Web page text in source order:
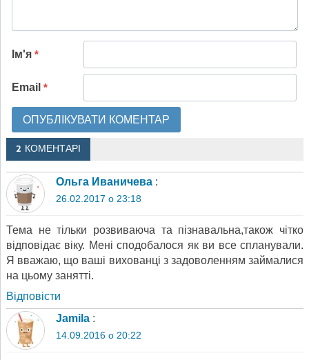
Ім'я *
Email *
2 КОМЕНТАРІ
Ольга Иваничева :
26.02.2017 о 23:18
Тема не тільки розвиваюча та пізнавальна,також чітко
відповідає віку. Мені сподобалося як ви все спланували.
Я вважаю, що ваші вихованці з задоволенням займалися
на цьому занятті.
Відповіcти
Jamila :
14.09.2016 о 20:22